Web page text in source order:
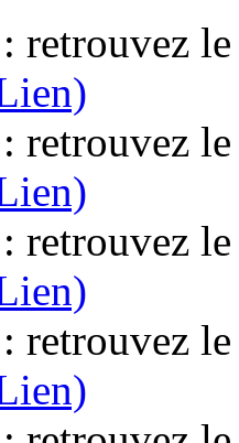
: retrouvez
: retrouvez
: retrouvez
: retrouvez